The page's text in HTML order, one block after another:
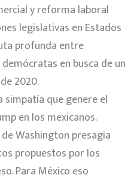
y reforma laboral
legislativas en Estados
profunda entre
en busca de un
2020.
que genere el
en los mexicanos.
Washington presagia
propuestos por los
Para México eso